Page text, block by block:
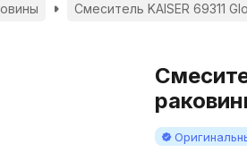
Смеситель KAISER 69311